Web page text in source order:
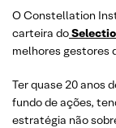
O Constellation
carteira do
melhores gestores
Ter quase 20 anos
fundo de ações,
estratégia não